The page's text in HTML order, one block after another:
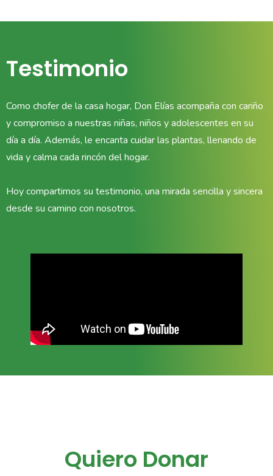
Testimonio
Como chofer de la casa hogar, Don Elías acompaña con cariño
y compromiso a nuestras niñas, niños y adolescentes en su
día a día. Además, le encanta cuidar las plantas, llenando de
vida y calma cada rincón del hogar.
Hoy compartimos su testimonio, una mirada sencilla y sincera
desde su camino con nosotros.
Quiero Donar